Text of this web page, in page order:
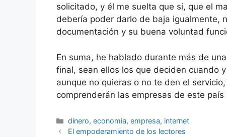
solicitado, y él me suelta que si, que el
debería poder darlo de baja igualmente,
documentación y su buena voluntad
En suma, he hablado durante más de
final, sean ellos los que deciden cuando
aunque no quieras o no te den el
comprenderán las empresas de este
Categorías
dinero,economia,empresa, internet
El empoderamiento de los lectores